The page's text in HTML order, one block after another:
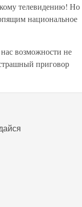
телевидению! Но
национальное
возможности не
приговор